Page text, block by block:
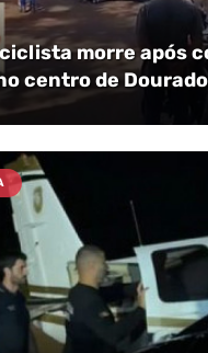
morre após
centro de